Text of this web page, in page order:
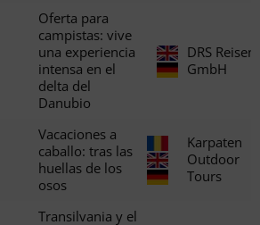
Oferta para
campistas: vive
una experiencia
intensa en el
delta del
Danubio
DRS Reisen
GmbH
Vacaciones a
caballo: tras las
huellas de los
osos
Karpaten
Outdoor
Tours
Transilvania y el